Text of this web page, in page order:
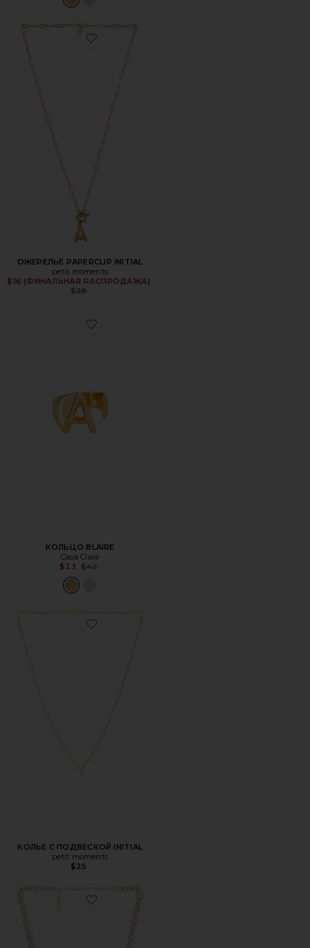
Favorite ОЖЕРЕЛЬЕ PAPERCLIP INITIAL
ОЖЕРЕЛЬЕ PAPERCLIP INITIAL
petit moments
$16 (ФИНАЛЬНАЯ РАСПРОДАЖА)
$38
Favorite КОЛЬЦО BLAIRE
КОЛЬЦО BLAIRE
Casa Clara
$23 Previous price:
$42
Favorite КОЛЬЕ С ПОДВЕСКОЙ INITIAL
КОЛЬЕ С ПОДВЕСКОЙ INITIAL
petit moments
$25
Favorite ЦЕПОЧКА С ПОДВЕСКОЙ В ВИДЕ БУКВЫ